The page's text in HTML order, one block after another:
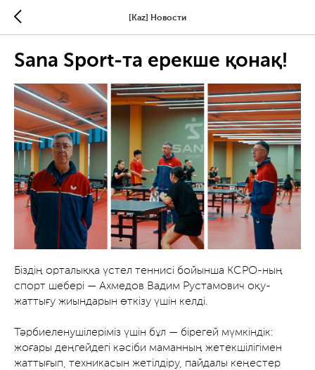
[Kaz] Новости
Sana Sport-та ерекше қонақ!
Біздің орталыққа үстел теннисі бойынша КСРО-ның
спорт шебері — Ахмедов Вадим Рустамович оқу-
жаттығу жиындарын өткізу үшін келді.
Тәрбиеленушілеріміз үшін бұл — бірегей мүмкіндік:
жоғары деңгейдегі кәсіби маманның жетекшілігімен
жаттығып, техникасын жетілдіру, пайдалы кеңестер